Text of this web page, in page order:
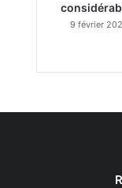
9 février